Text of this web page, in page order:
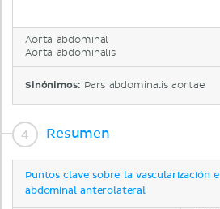
Aorta abdominal
Aorta abdominalis
Sinónimos: Pars abdominalis aortae
Resumen
Puntos clave sobre la vascularización
abdominal anterolateral